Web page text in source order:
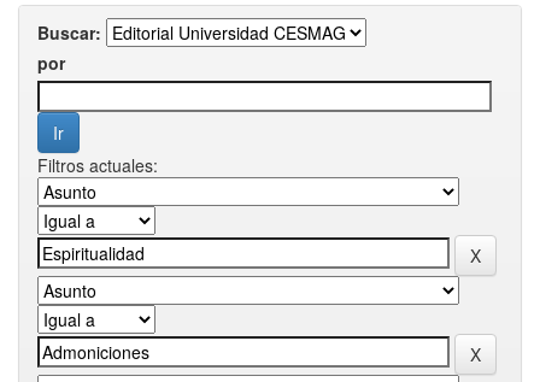
Buscar:
por
Filtros actuales: